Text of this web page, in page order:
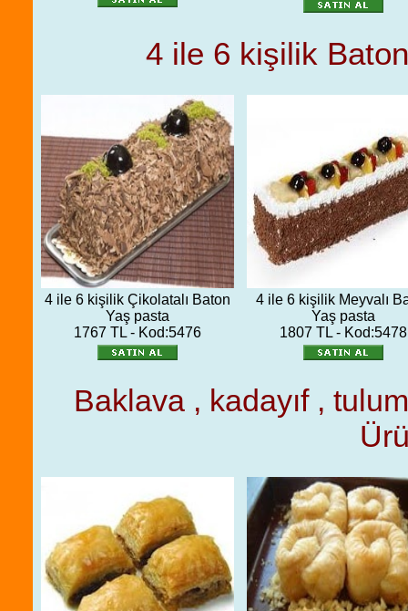
4 ile 6 kişilik
4 ile 6 kişilik Çikolatalı Baton
Yaş pasta
1767 TL - Kod:5476
4 ile 6 kişilik Meyvalı
Yaş pasta
1807 TL - Kod:5478
Baklava , kadayıf ,